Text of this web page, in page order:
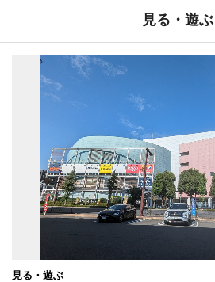
見る・遊ぶ
見る・遊ぶ